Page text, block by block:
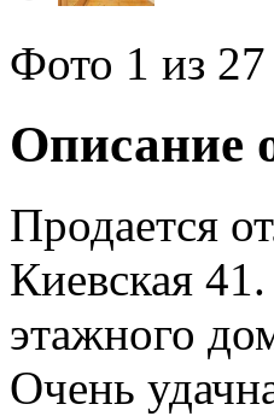
Фото 1 из 27
Описание
Продается
Киевская
этажного
Очень